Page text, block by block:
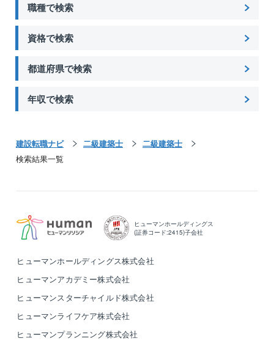
職種で検索
資格で検索
都道府県で検索
年収で検索
建設転職ナビ 二級建築士
二級建築士
検索結果一覧
ヒューマンホールディングス
(証券コード:2415)子会社
ヒューマンホールディングス株式会社
ヒューマンアカデミー株式会社
ヒューマンスターチャイルド株式会社
ヒューマンライフケア株式会社
ヒューマンプランニング株式会社